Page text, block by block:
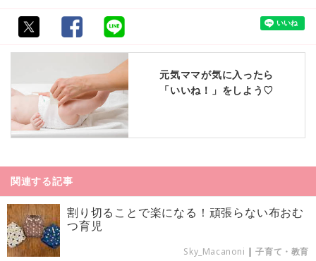
元気ママが気に入ったら
「いいね！」をしよう♡
関連する記事
割り切ることで楽になる！頑張らない布おむ
つ育児
Sky_Macanoni |子育て・教育